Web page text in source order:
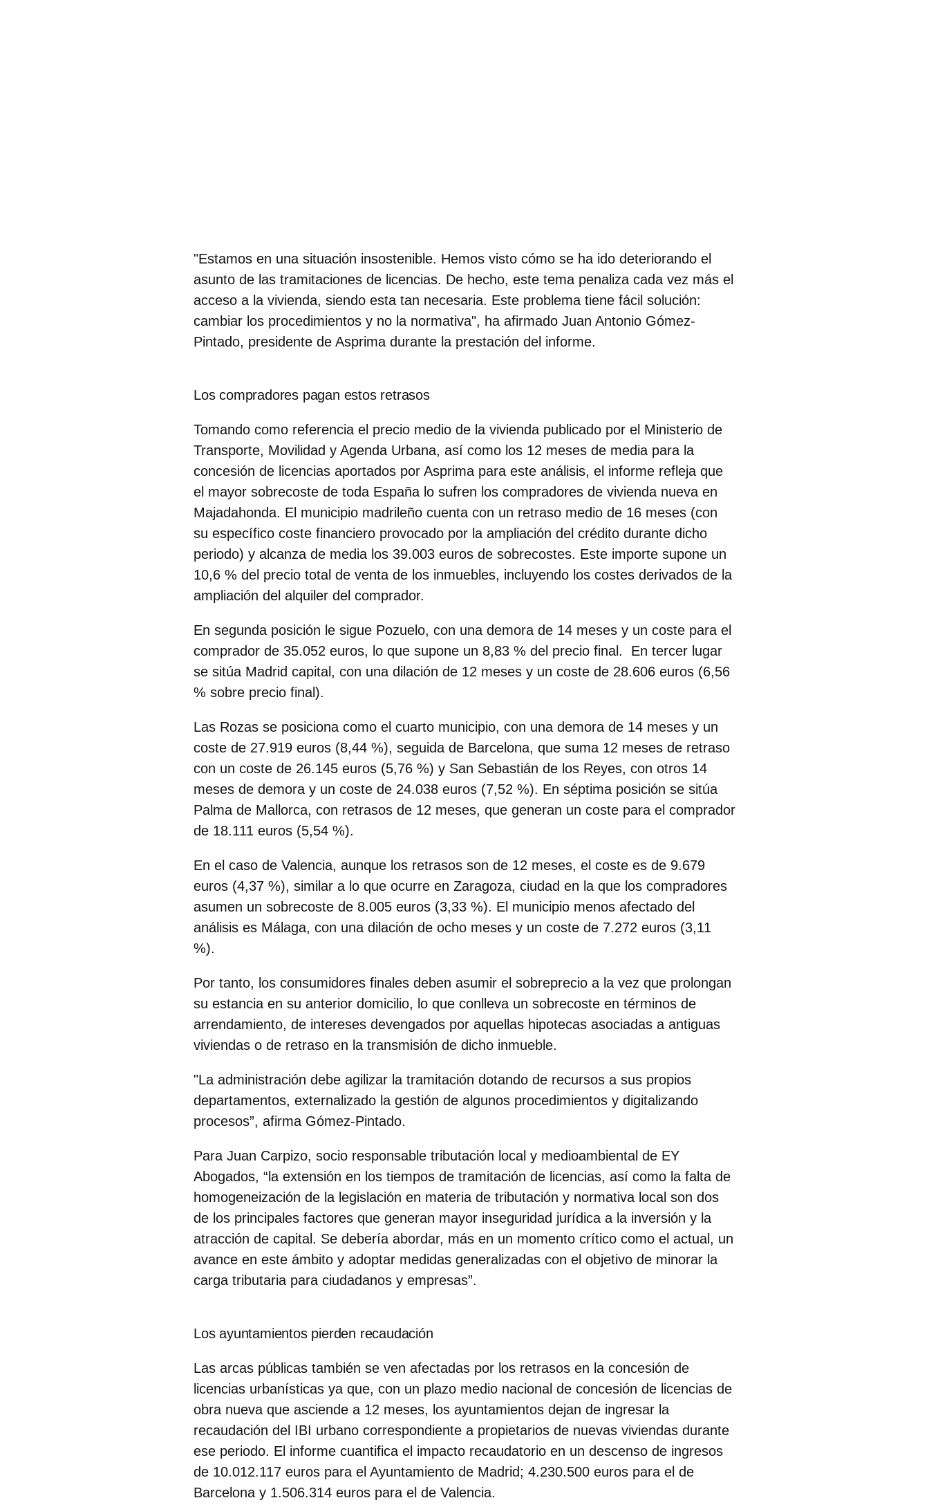
"Estamos en una situación insostenible. Hemos visto cómo se ha ido deteriorando el
asunto de las tramitaciones de licencias. De hecho, este tema penaliza cada vez más el
acceso a la vivienda, siendo esta tan necesaria. Este problema tiene fácil solución:
cambiar los procedimientos y no la normativa", ha afirmado Juan Antonio Gómez-
Pintado, presidente de Asprima durante la prestación del informe.
Los compradores pagan estos retrasos
Tomando como referencia el precio medio de la vivienda publicado por el Ministerio de
Transporte, Movilidad y Agenda Urbana, así como los 12 meses de media para la
concesión de licencias aportados por Asprima para este análisis, el informe refleja que
el mayor sobrecoste de toda España lo sufren los compradores de vivienda nueva en
Majadahonda. El municipio madrileño cuenta con un retraso medio de 16 meses (con
su específico coste financiero provocado por la ampliación del crédito durante dicho
periodo) y alcanza de media los 39.003 euros de sobrecostes. Este importe supone un
10,6 % del precio total de venta de los inmuebles, incluyendo los costes derivados de la
ampliación del alquiler del comprador.
En segunda posición le sigue Pozuelo, con una demora de 14 meses y un coste para el
comprador de 35.052 euros, lo que supone un 8,83 % del precio final. En tercer lugar
se sitúa Madrid capital, con una dilación de 12 meses y un coste de 28.606 euros (6,56
% sobre precio final).
Las Rozas se posiciona como el cuarto municipio, con una demora de 14 meses y un
coste de 27.919 euros (8,44 %), seguida de Barcelona, que suma 12 meses de retraso
con un coste de 26.145 euros (5,76 %) y San Sebastián de los Reyes, con otros 14
meses de demora y un coste de 24.038 euros (7,52 %). En séptima posición se sitúa
Palma de Mallorca, con retrasos de 12 meses, que generan un coste para el comprador
de 18.111 euros (5,54 %).
En el caso de Valencia, aunque los retrasos son de 12 meses, el coste es de 9.679
euros (4,37 %), similar a lo que ocurre en Zaragoza, ciudad en la que los compradores
asumen un sobrecoste de 8.005 euros (3,33 %). El municipio menos afectado del
análisis es Málaga, con una dilación de ocho meses y un coste de 7.272 euros (3,11
%).
Por tanto, los consumidores finales deben asumir el sobreprecio a la vez que prolongan
su estancia en su anterior domicilio, lo que conlleva un sobrecoste en términos de
arrendamiento, de intereses devengados por aquellas hipotecas asociadas a antiguas
viviendas o de retraso en la transmisión de dicho inmueble.
"La administración debe agilizar la tramitación dotando de recursos a sus propios
departamentos, externalizado la gestión de algunos procedimientos y digitalizando
procesos”, afirma Gómez-Pintado.
Para Juan Carpizo, socio responsable tributación local y medioambiental de EY
Abogados, “la extensión en los tiempos de tramitación de licencias, así como la falta de
homogeneización de la legislación en materia de tributación y normativa local son dos
de los principales factores que generan mayor inseguridad jurídica a la inversión y la
atracción de capital. Se debería abordar, más en un momento crítico como el actual, un
avance en este ámbito y adoptar medidas generalizadas con el objetivo de minorar la
carga tributaria para ciudadanos y empresas”.
Los ayuntamientos pierden recaudación
Las arcas públicas también se ven afectadas por los retrasos en la concesión de
licencias urbanísticas ya que, con un plazo medio nacional de concesión de licencias de
obra nueva que asciende a 12 meses, los ayuntamientos dejan de ingresar la
recaudación del IBI urbano correspondiente a propietarios de nuevas viviendas durante
ese periodo. El informe cuantifica el impacto recaudatorio en un descenso de ingresos
de 10.012.117 euros para el Ayuntamiento de Madrid; 4.230.500 euros para el de
Barcelona y 1.506.314 euros para el de Valencia.